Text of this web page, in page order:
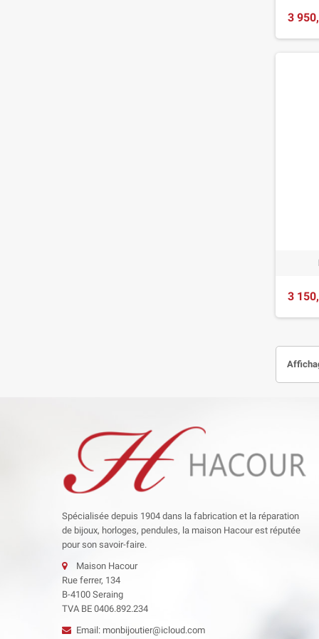
3
3
Spécialisée depuis 1904 dans la fabrication et la réparation
de bijoux, horloges, pendules, la maison Hacour est réputée
pour son savoir-faire.
Maison Hacour
Rue ferrer, 134
B-4100 Seraing
TVA BE 0406.892.234
Email: monbijoutier@icloud.com